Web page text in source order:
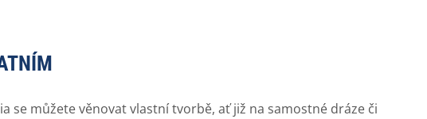
se můžete věnovat vlastní tvorbě, ať již na samostné dráze či